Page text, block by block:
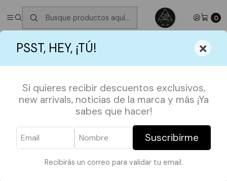
PSST, HEY, ¡TÚ! ×
Si quieres recibir descuentos exclusivos,
new arrivals, noticias de la marca y más ¡Ya
sabes que hacer!
Suscribirme
Recibirás un correo para validar tu email.
0
✮ ⋆ ˚｡𖦹 ⋆｡°✩Próximos Despachos martes 11 de Agosto
⋆｡°✩
SUMMER 24 TOP HIBISCO NARANJO